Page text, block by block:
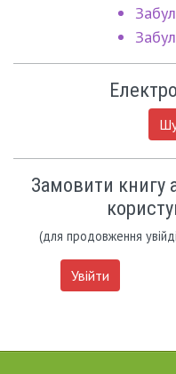
Замовити книгу
(для продовження
Увійти